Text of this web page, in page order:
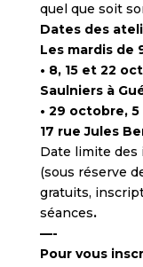
quel que soit
Dates des
Les mardis de
• 8, 15 et 22
Saulniers à
• 29 octobre,
17 rue Jules
Date limite des
(sous réserve
gratuits,
séances.
—-
Pour vous